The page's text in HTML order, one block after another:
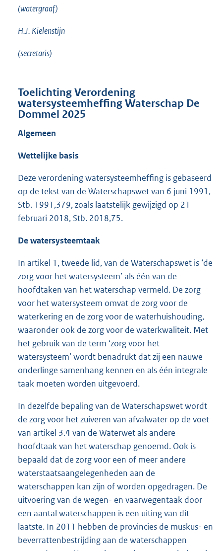
(watergraaf)
H.J. Kielenstijn
(secretaris)
Toelichting Verordening
watersysteemheffing Waterschap De
Dommel 2025
Algemeen
Wettelijke basis
Deze verordening watersysteemheffing is gebaseerd
op de tekst van de Waterschapswet van 6 juni 1991,
Stb. 1991,379, zoals laatstelijk gewijzigd op 21
februari 2018, Stb. 2018,75.
De watersysteemtaak
In artikel 1, tweede lid, van de Waterschapswet is ‘de
zorg voor het watersysteem’ als één van de
hoofdtaken van het waterschap vermeld. De zorg
voor het watersysteem omvat de zorg voor de
waterkering en de zorg voor de waterhuishouding,
waaronder ook de zorg voor de waterkwaliteit. Met
het gebruik van de term ‘zorg voor het
watersysteem’ wordt benadrukt dat zij een nauwe
onderlinge samenhang kennen en als één integrale
taak moeten worden uitgevoerd.
In dezelfde bepaling van de Waterschapswet wordt
de zorg voor het zuiveren van afvalwater op de voet
van artikel 3.4 van de Waterwet als andere
hoofdtaak van het waterschap genoemd. Ook is
bepaald dat de zorg voor een of meer andere
waterstaatsaangelegenheden aan de
waterschappen kan zijn of worden opgedragen. De
uitvoering van de wegen- en vaarwegentaak door
een aantal waterschappen is een uiting van dit
laatste. In 2011 hebben de provincies de muskus- en
beverrattenbestrijding aan de waterschappen